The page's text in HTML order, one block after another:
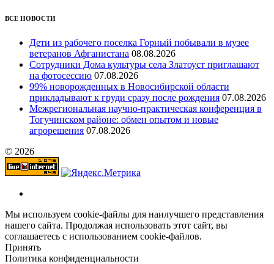
ВСЕ НОВОСТИ
Дети из рабочего поселка Горный побывали в музее
ветеранов Афганистана 08.08.2026
Сотрудники Дома культуры села Златоуст приглашают
на фотосессию 07.08.2026
99% новорожденных в Новосибирской области
прикладывают к груди сразу после рождения 07.08.2026
Межрегиональная научно‑практическая конференция в
Тогучинском районе: обмен опытом и новые
агрорешения 07.08.2026
© 2026
Мы используем cookie-файлы для наилучшего представления
нашего сайта. Продолжая использовать этот сайт, вы
соглашаетесь с использованием cookie-файлов.
Принять
Политика конфиденциальности